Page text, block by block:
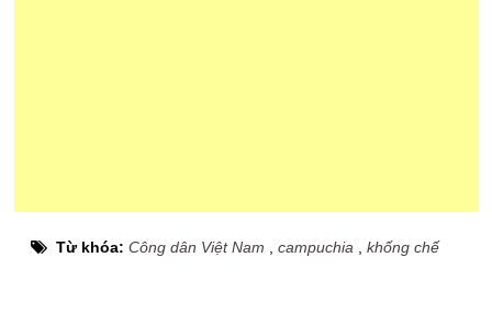
Từ khóa:Công dân Việt Nam ,campuchia ,khống chế